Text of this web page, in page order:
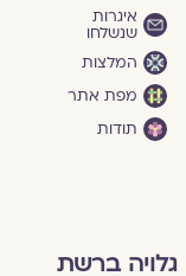
איגרות
שנשלחו
המלצות
מפת אתר
תודות
גלויה ברשת